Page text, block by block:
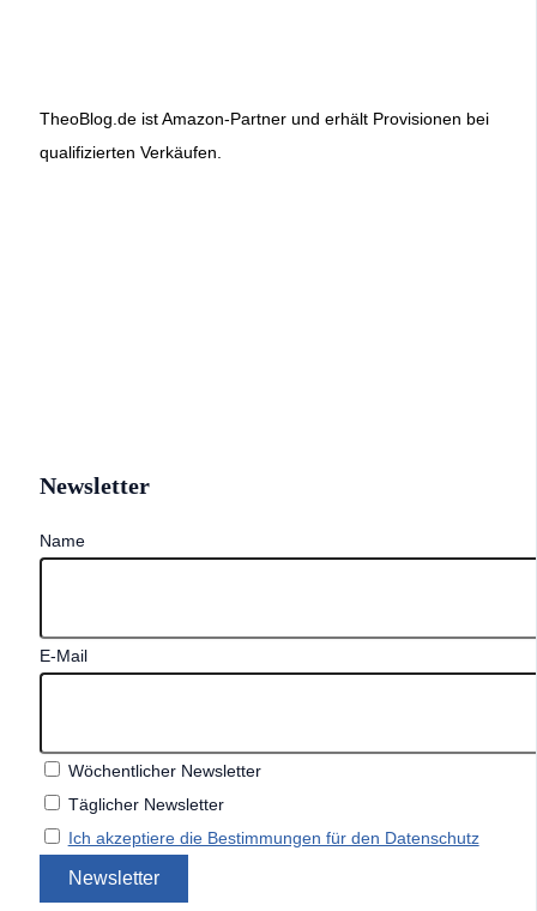
TheoBlog.de ist Amazon-Partner und erhält Provisionen bei
qualifizierten Verkäufen.
Newsletter
Name
E-Mail
Wöchentlicher Newsletter
Täglicher Newsletter
Ich akzeptiere die Bestimmungen für den Datenschutz